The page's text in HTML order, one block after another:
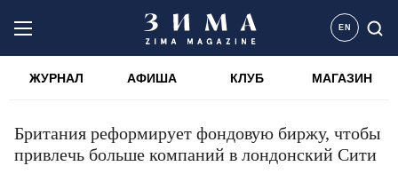
EN
ЖУРНАЛ АФИША КЛУБ МАГАЗИН
Британия реформирует фондовую биржу, чтобы
привлечь больше компаний в лондонский Сити